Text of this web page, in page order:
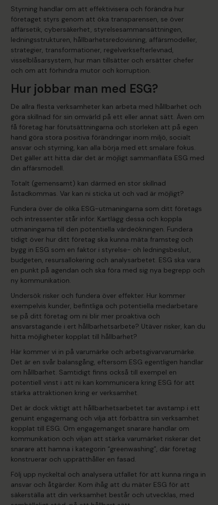
Styrning handlar om att effektivisera och förändra hur
företaget styrs genom att öka transparensen, se över
affärsetik, cybersäkerhet, styrelsesammansättningen,
ledningsstrukturen, hållbarhetsredovisning, affärsmodeller,
strategier, transformationer, regelverksefterlevnad,
visselblåsarsystem, hur man tillsätter och ersätter chefer
och om att förhindra mutor och korruption.
Hur jobbar man med ESG?
De allra flesta verksamheter kan arbeta med hållbarhet och
göra skillnad för sin omvärld på ett eller annat sätt. Även om
få företag har förutsättningarna och storleken att på egen
hand göra stora positiva förändringar inom miljö, socialt
ansvar och styrning, kan alla börja med ett smalare fokus.
Det gäller att hitta där det är möjligt sammanfläta ESG med
din affärsmodell.
Totalt (gemensamt) kan därmed en stor skillnad
åstadkommas. Var kan ni sticka ut och vad är möjligt?
Fundera över de olika ESG-utmaningarna som ditt företags
och intressenter står inför. Kartlägg dessa och koppla
utmaningarna till den potentiella värdeökningen. Fundera
tidigt över hur ditt företag ska kunna mäta framsteg och
bygg in ESG som en faktor i styrelse- oh ledningsbeslut,
budgeten, resursallokering och analysarbetet. ESG ska vara
en punkt på agendan och ska föra med sig nya begrepp och
ny kommunikation.
Undersök risker och fundera över effekter. Hur kommer
exempelvis kunder, befintliga och potentiella medarbetare
se på ditt företag om ni blir mer proaktiva och
ansvarstagande i ert hållbarhetsarbete? Utäver risker, kan du
hitta möjligheter kopplat till hållbarhet?
Här kommer vi in på varumärke och arbetsgivarvarumärke.
Det är en svår balansgång, eftersom ESG egentligen handlar
om hållbarhet. Samtidigt finns också till exempel en
potentiell vinst i att ni kan kommunicera kring ESG för att
stärka attraktionen kring er verksamhet.
Det är dock viktigt att hållbarhetsarbetet tar avstamp i ett
genuint engagemang och vilja att förbättra sin verksamhet
kopplat till ESG. Om engagemanget snarare handlar om
kommunikation och viljan att stärka varumärket riskerar det
snarare att hamna i kategorin “greenwashing”, där företag
konstruerar och upprätthåller en fasad.
Följ upp nyckeltal och analysera utfallet för att kunna ringa in
ansvar och åtgärder. Kom ihåg att du mäter ESG för att
säkerställa att din verksamhet består och utvecklas, med